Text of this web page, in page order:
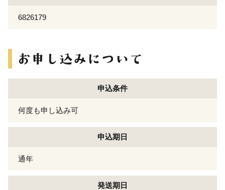
6826179
申込条件
何度も申し込み可
申込期日
通年
発送期日